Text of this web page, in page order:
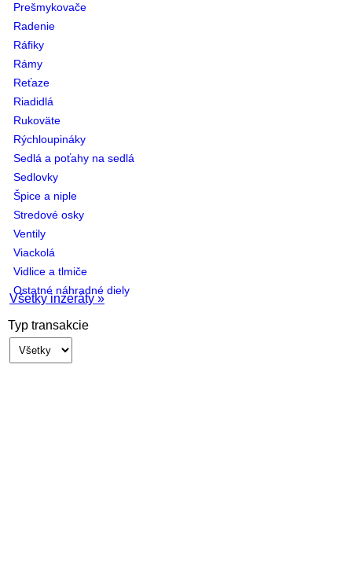
Prešmykovače
Radenie
Ráfiky
Rámy
Reťaze
Riadidlá
Rukoväte
Rýchloupináky
Sedlá a poťahy na sedlá
Sedlovky
Špice a niple
Stredové osky
Ventily
Viackolá
Vidlice a tlmiče
Ostatné náhradné diely
Všetky inzeráty »
Typ transakcie